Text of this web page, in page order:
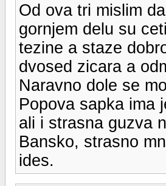
Od ova tri mislim
gornjem delu su
tezine a staze
dvosed zicara a
Naravno dole se
Popova sapka ima
ali i strasna guzva
Bansko, strasno
ides.